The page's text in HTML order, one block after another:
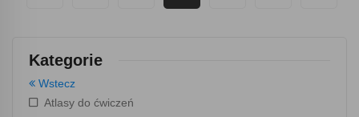
Kategorie
Wstecz
Atlasy do ćwiczeń